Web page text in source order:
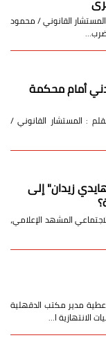
القانوني / محمود
أمام محكمة
: المستشار القانوني /
زيدان" إلى
المشهد الإعلامي،
مدير مكتب الدقهلية
ا…